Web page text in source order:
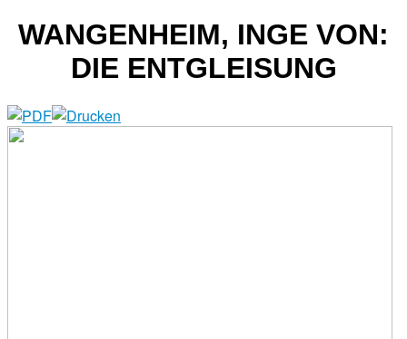
WANGENHEIM, INGE VON:
DIE ENTGLEISUNG